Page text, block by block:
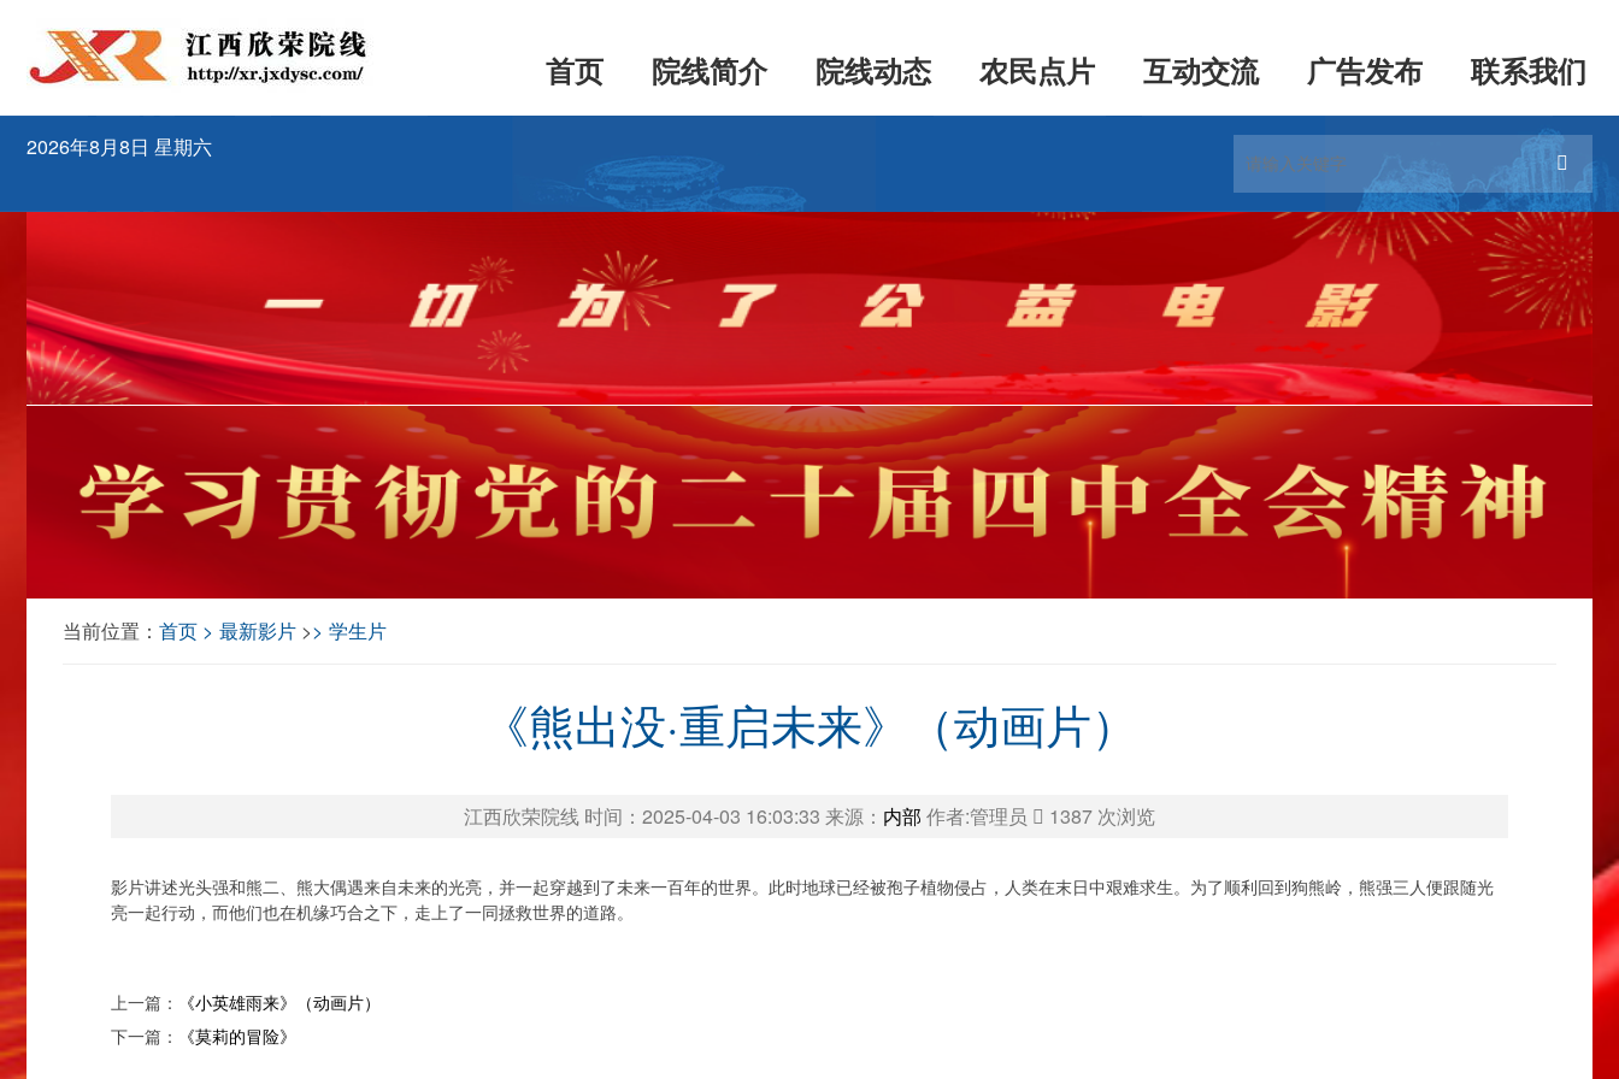
首页 院线简介 院线动态 农民点片 互动交流 广告发布 联系我们
2026年8月8日 星期六
当前位置： 首页 最新影片 > 学生片
《熊出没·重启未来》（动画片）
江西欣荣院线 时间：2025-04-03 16:03:33 来源： 内部 作者:管理员 1387 次浏览
影片讲述光头强和熊二、熊大偶遇来自未来的光亮，并一起穿越到了未来一百年的世界。此时地球已经被孢子植物侵占，人类在末日中艰难求生。为了顺利回到狗熊岭，熊强三人便跟随光
亮一起行动，而他们也在机缘巧合之下，走上了一同拯救世界的道路。
上一篇：
《小英雄雨来》（动画片）
下一篇：
《莫莉的冒险》